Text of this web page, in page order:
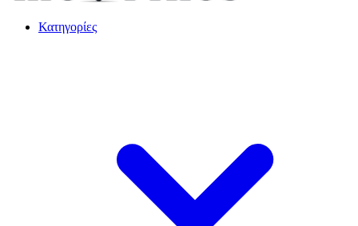
Κατηγορίες